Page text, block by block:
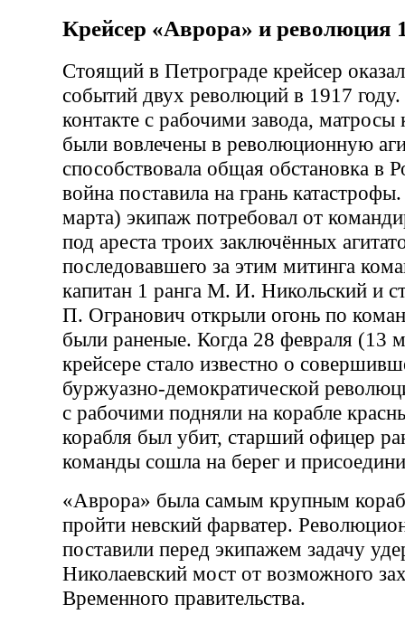
Крейсер «Аврора» и революция
Стоящий в Петрограде крейсер
событий двух революций в 1917
контакте с рабочими завода,
были вовлечены в революционную
способствовала общая обстановка в
война поставила на грань
марта) экипаж потребовал от
под ареста троих заключённых
последовавшего за этим митинга
капитан 1 ранга М. И. Никольский и
П. Огранович открыли огонь по
были раненые. Когда 28 февраля (13
крейсере стало известно о
буржуазно-демократической
с рабочими подняли на корабле
корабля был убит, старший офицер
команды сошла на берег и
«Аврора» была самым крупным
пройти невский фарватер.
поставили перед экипажем задачу
Николаевский мост от возможного
Временного правительства.